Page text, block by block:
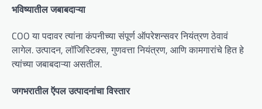
भविष्यातील जबाबदाऱ्या
COO या पदावर त्यांना कंपनीच्या संपूर्ण ऑपरेशन्सवर नियंत्रण ठेवावं
लागेल. उत्पादन, लॉजिस्टिक्स, गुणवत्ता नियंत्रण, आणि कामगारांचे हित हे
त्यांच्या जबाबदाऱ्या असतील.
जगभरातील ऍपल उत्पादनांचा विस्तार